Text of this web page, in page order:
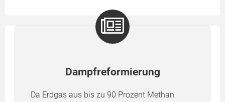
Dampfreformierung
Da Erdgas aus bis zu 90 Prozent Methan